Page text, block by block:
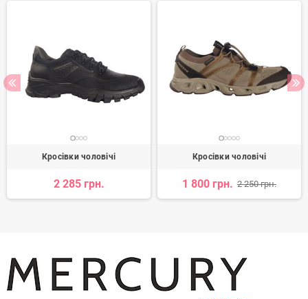
Кросівки чоловічі
2 285 грн.
Кросівки чоловічі
1 800 грн. 2 250 грн.